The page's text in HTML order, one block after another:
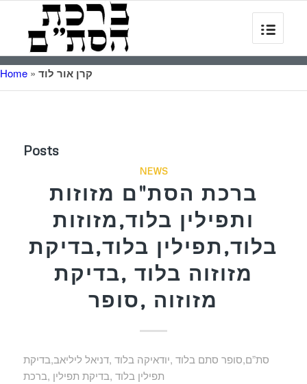
Home » קרן אור לוד
Posts
NEWS
ברכת הסת"ם מזוזות
ותפילין בלוד,מזוזות
בלוד,תפילין בלוד,בדיקת
מזוזוה בלוד ,בדיקת
מזוזוה ,סופר
סת”ם,סופר סתם בלוד ,יודאיקה בלוד ,דניאל ליליאב,בדיקת
תפילין בלוד ,בדיקת תפילין ,ברכת